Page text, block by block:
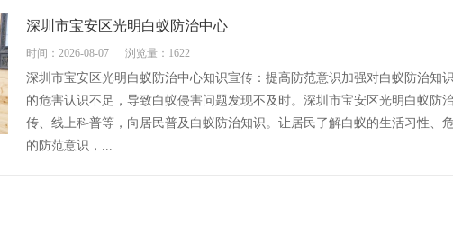
深圳市宝安区光明白蚁防治中心
时间：2026-08-07 浏览量：1622
深圳市宝安区光明白蚁防治中心知识宣传：提高防范意识加强对白蚁防治知
的危害认识不足，导致白蚁侵害问题发现不及时。深圳市宝安区光明白蚁防
传、线上科普等，向居民普及白蚁防治知识。让居民了解白蚁的生活习性、
的防范意识，...